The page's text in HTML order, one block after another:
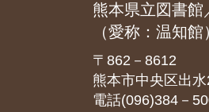
熊本県立図書館
（愛称：温知館
〒862－8612
熊本市中央区出
電話(096)384－